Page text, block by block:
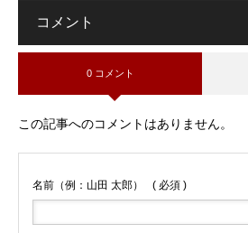
コメント
0 コメント
この記事へのコメントはありません。
名前（例：山田 太郎） ( 必須 )